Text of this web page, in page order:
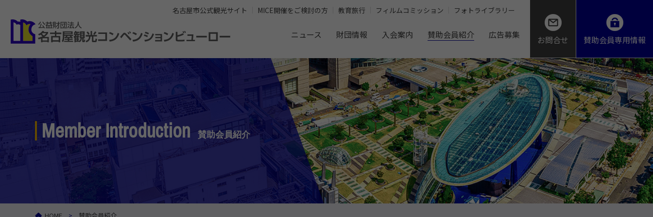
ニュース 財団情報 入会案内 賛助会員紹介 広告募集
名古屋市公式観光サイト MICE開催をご検討の方 教育旅行 フィルムコミッション フォトライブラリー
お問合せ 賛助会員専用情報
Member Introduction 賛助会員紹介